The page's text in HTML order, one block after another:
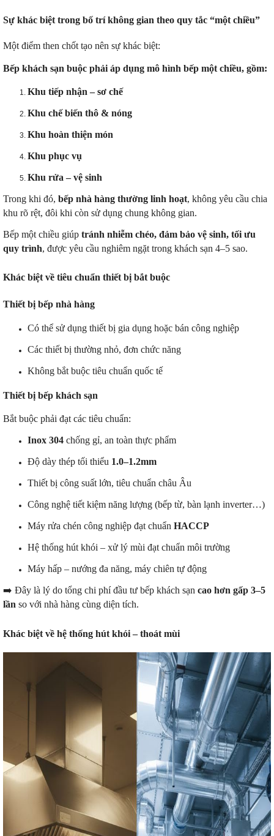
Sự khác biệt trong bố trí không gian theo quy tắc “một chiều”
Một điểm then chốt tạo nên sự khác biệt:
Bếp khách sạn buộc phải áp dụng mô hình bếp một chiều, gồm:
Khu tiếp nhận – sơ chế
Khu chế biến thô & nóng
Khu hoàn thiện món
Khu phục vụ
Khu rửa – vệ sinh
Trong khi đó, bếp nhà hàng thường linh hoạt, không yêu cầu chia
khu rõ rệt, đôi khi còn sử dụng chung không gian.
Bếp một chiều giúp tránh nhiễm chéo, đảm bảo vệ sinh, tối ưu
quy trình, được yêu cầu nghiêm ngặt trong khách sạn 4–5 sao.
Khác biệt về tiêu chuẩn thiết bị bắt buộc
Thiết bị bếp nhà hàng
Có thể sử dụng thiết bị gia dụng hoặc bán công nghiệp
Các thiết bị thường nhỏ, đơn chức năng
Không bắt buộc tiêu chuẩn quốc tế
Thiết bị bếp khách sạn
Bắt buộc phải đạt các tiêu chuẩn:
Inox 304 chống gỉ, an toàn thực phẩm
Độ dày thép tối thiểu 1.0–1.2mm
Thiết bị công suất lớn, tiêu chuẩn châu Âu
Công nghệ tiết kiệm năng lượng (bếp từ, bàn lạnh inverter…)
Máy rửa chén công nghiệp đạt chuẩn HACCP
Hệ thống hút khói – xử lý mùi đạt chuẩn môi trường
Máy hấp – nướng đa năng, máy chiên tự động
➡️ Đây là lý do tổng chi phí đầu tư bếp khách sạn cao hơn gấp 3–5
lần so với nhà hàng cùng diện tích.
Khác biệt về hệ thống hút khói – thoát mùi